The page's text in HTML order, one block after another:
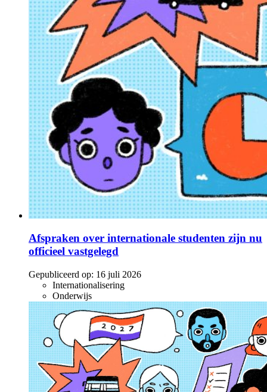
Afspraken over internationale studenten zijn nu
officieel vastgelegd
Gepubliceerd op: 16 juli 2026
Internationalisering
Onderwijs